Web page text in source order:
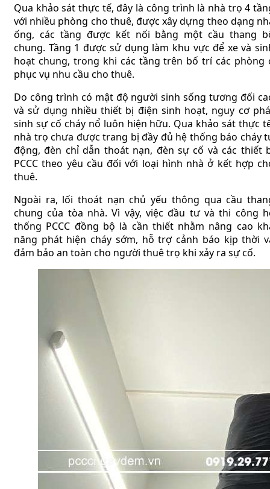
Qua khảo sát thực tế, đây là công trình là nhà trọ 4
với nhiều phòng cho thuê, được xây dựng theo dạng
ống, các tầng được kết nối bằng một cầu thang
chung. Tầng 1 được sử dụng làm khu vực để xe và
hoạt chung, trong khi các tầng trên bố trí các phòng
phục vụ nhu cầu cho thuê.
Do công trình có mật độ người sinh sống tương đối
và sử dụng nhiều thiết bị điện sinh hoạt, nguy cơ
sinh sự cố cháy nổ luôn hiện hữu. Qua khảo sát thực
nhà trọ chưa được trang bị đầy đủ hệ thống báo cháy
động, đèn chỉ dẫn thoát nạn, đèn sự cố và các thiết
PCCC theo yêu cầu đối với loại hình nhà ở kết hợp
thuê.
Ngoài ra, lối thoát nạn chủ yếu thông qua cầu
chung của tòa nhà. Vì vậy, việc đầu tư và thi công
thống PCCC đồng bộ là cần thiết nhằm nâng cao
năng phát hiện cháy sớm, hỗ trợ cảnh báo kịp thời
đảm bảo an toàn cho người thuê trọ khi xảy ra sự cố.